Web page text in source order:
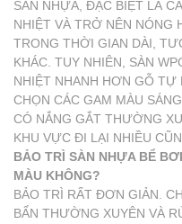
SÀN NHỰA, ĐẶC BIỆT LÀ
NHIỆT VÀ TRỞ NÊN NÓNG
TRONG THỜI GIAN DÀI,
KHÁC. TUY NHIÊN, SÀN
NHIỆT NHANH HƠN GỖ TỰ
CHỌN CÁC GAM MÀU
CÓ NẮNG GẮT THƯỜNG
KHU VỰC ĐI LẠI NHIỀU
BẢO TRÌ SÀN NHỰA BỂ
MÀU KHÔNG?
BẢO TRÌ RẤT ĐƠN GIẢN.
BẨN THƯỜNG XUYÊN VÀ